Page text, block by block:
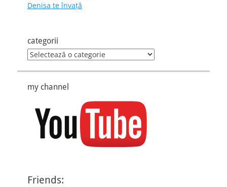
Denisa te învaţă
categorii
categorii
my channel
Friends: